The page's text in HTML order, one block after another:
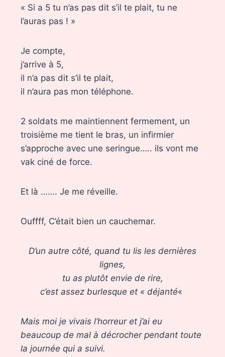
« Si a 5 tu n’as pas dit s’il te plait, tu ne
l’auras pas ! »
Je compte,
j’arrive à 5,
il n’a pas dit s’il te plait,
il n’aura pas mon téléphone.
2 soldats me maintiennent fermement, un
troisième me tient le bras, un infirmier
s’approche avec une seringue….. ils vont me
vak ciné de force.
Et là ……. Je me réveille.
Ouffff, C’était bien un cauchemar.
D’un autre côté, quand tu lis les dernières
lignes,
tu as plutôt envie de rire,
c’est assez burlesque et « déjanté«
Mais moi je vivais l’horreur et j’ai eu
beaucoup de mal à décrocher pendant toute
la journée qui a suivi.